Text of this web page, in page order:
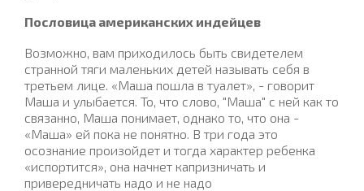
Пословица американских индейцев
Возможно, вам приходилось быть свидетелем
странной тяги маленьких детей называть себя в
третьем лице. «Маша пошла в туалет», - говорит
Маша и улыбается. То, что слово, "Маша" с ней как то
связанно, Маша понимает, однако то, что она -
«Маша» ей пока не понятно. В три года это
осознание произойдет и тогда характер ребенка
«испортится», она начнет капризничать и
привередничать надо и не надо